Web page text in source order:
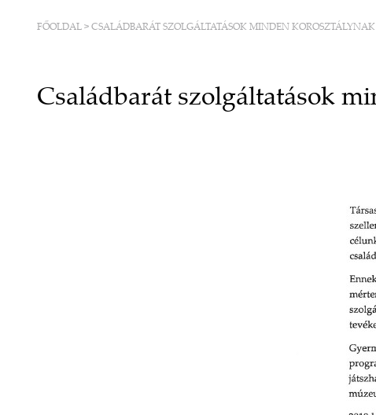
FŐOLDAL > CSALÁDBARÁT SZOLGÁLTATÁSOK MINDEN KOROSZTÁLYNAK
Családbarát szolgáltatások